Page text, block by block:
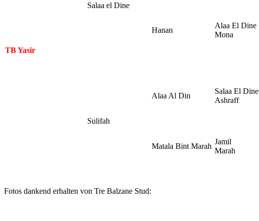
Salaa el Dine
Hanan
Alaa El Dine
Mona
TB Yasir
Alaa Al Din
Salaa El Dine
Ashraff
Sulifah
Matala Bint Marah
Jamil
Marah
Fotos dankend erhalten von Tre Balzane Stud: